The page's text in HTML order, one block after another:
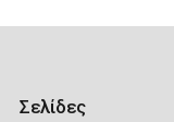
Σελίδες